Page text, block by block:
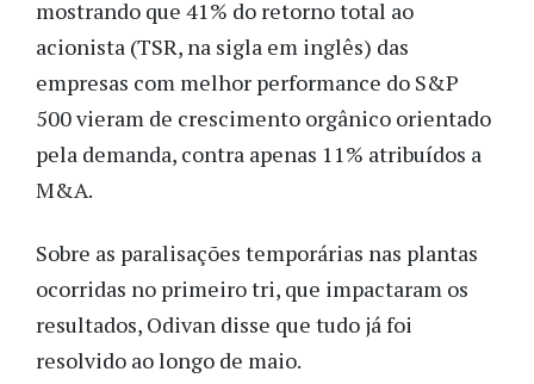
mostrando que 41% do retorno total ao
acionista (TSR, na sigla em inglês) das
empresas com melhor performance do S&P
500 vieram de crescimento orgânico orientado
pela demanda, contra apenas 11% atribuídos a
M&A.
Sobre as paralisações temporárias nas plantas
ocorridas no primeiro tri, que impactaram os
resultados, Odivan disse que tudo já foi
resolvido ao longo de maio.